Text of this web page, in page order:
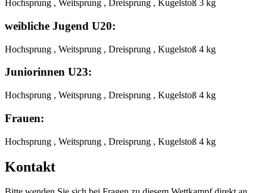
Hochsprung , Weitsprung , Dreisprung , Kugelstoß 3 kg
weibliche Jugend U20:
Hochsprung , Weitsprung , Dreisprung , Kugelstoß 4 kg
Juniorinnen U23:
Hochsprung , Weitsprung , Dreisprung , Kugelstoß 4 kg
Frauen:
Hochsprung , Weitsprung , Dreisprung , Kugelstoß 4 kg
Kontakt